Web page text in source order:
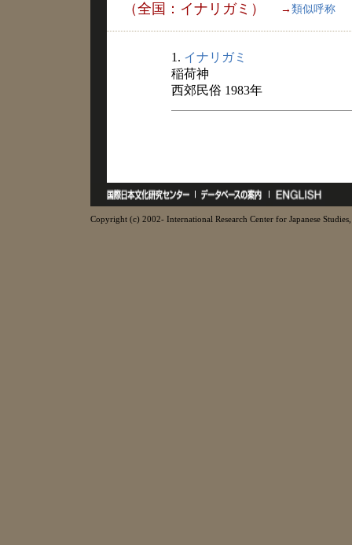
（全国：イナリガミ） → 類似呼称
1. イナリガミ
稲荷神
西郊民俗 1983年
Copyright (c) 2002- International Research Center for Japanese